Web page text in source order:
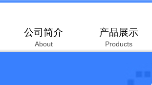
公司简介
About
产品展示
Products